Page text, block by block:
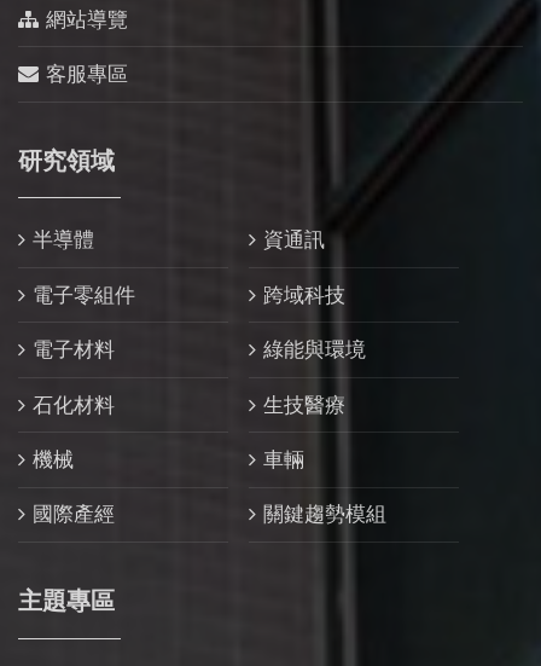
網站導覽
客服專區
研究領域
半導體 資通訊
電子零組件 跨域科技
電子材料 綠能與環境
石化材料 生技醫療
機械 車輛
國際產經 關鍵趨勢模組
主題專區